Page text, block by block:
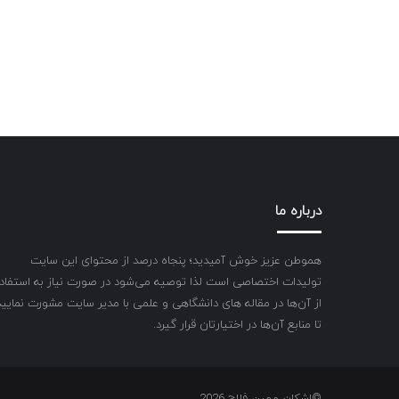
درباره ما
هموطن عزیز خوش آمیدید؛ پنجاه درصد از محتوای این سایت
تولیدات اختصاصی است لذا توصیه می‌شود در صورت نیاز به
از آن‌ها در مقاله های دانشگاهی و علمی با مدیر سایت مشورت
تا منابع آن‌ها در اختیارتان قرار گیرد.